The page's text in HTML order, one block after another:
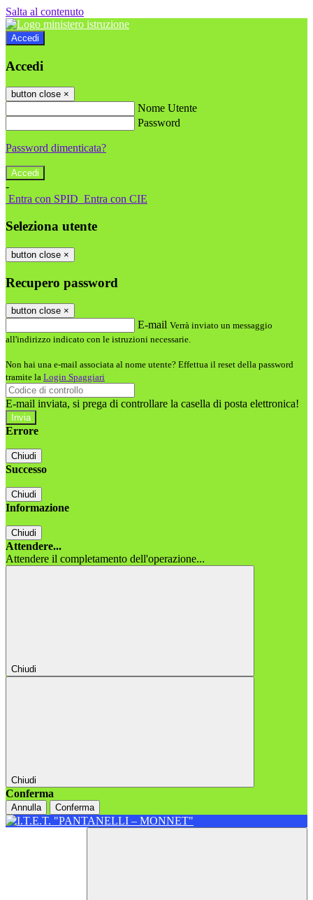
Salta al contenuto
Accedi
Accedi
button close ×
Nome Utente
Password
Password dimenticata?
-
Entra con SPID Entra con CIE
Seleziona utente
button close ×
Recupero password
button close ×
E-mail Verrà inviato un messaggio
all'indirizzo indicato con le istruzioni necessarie.
Non hai una e-mail associata al nome utente? Effettua il reset della password
tramite la Login Spaggiari
E-mail inviata, si prega di controllare la casella di posta elettronica!
Errore
Chiudi
Successo
Chiudi
Informazione
Chiudi
Attendere...
Attendere il completamento dell'operazione...
Chiudi
Chiudi
Conferma
Annulla Conferma